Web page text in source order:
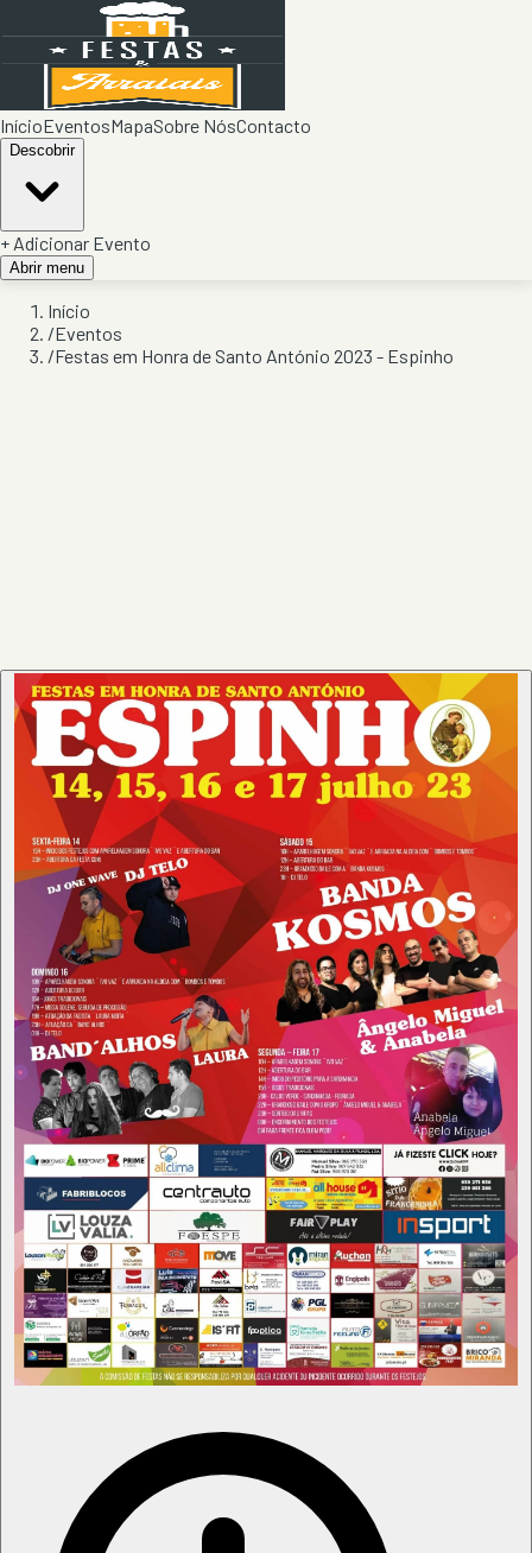
InícioEventosMapaSobre NósContacto
Descobrir
+ Adicionar Evento
Abrir menu
Início
/Eventos
/Festas em Honra de Santo António 2023 - Espinho